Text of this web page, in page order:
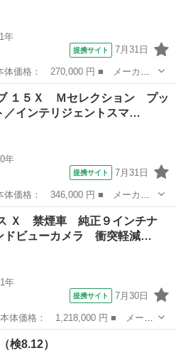
年
提携サイト 7月31日
■ グレード名： １２Ｘ ナビ
ー ＡＢＳ 運転席・助手席エアバ
１５Ｘ Ｍセレクション プッ
／インテリジェントスマ…
年
提携サイト 7月31日
■ グレード名： １５Ｘ Ｍセ
ンテリジェントスマートキー 社
Ｘ 禁煙車 純正９インチナ
ドビューカメラ 衝突軽減…
年
提携サイト 7月30日
ス ■ グレード名： Ｘ 禁煙
ビューカメラ 衝突軽減ブレー
日産 デイズ （検8.12）